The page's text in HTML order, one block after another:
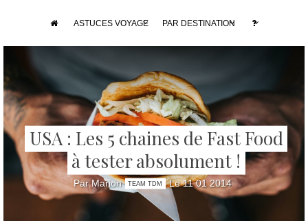
ASTUCES VOYAGE PAR DESTINATION
USA : Les 5 chaines de Fast Food
à tester absolument !
Par Marion TEAM TDM Le 11 01 2014